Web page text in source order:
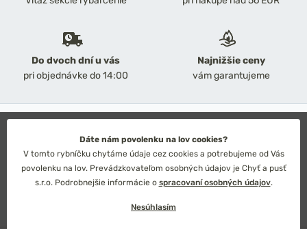
Do dvoch dní u vás
pri objednávke do 14:00
Najnižšie ceny
vám garantujeme
Obchodné podmienky
Ochrana osobných údajov
Technické riešenie: Simplia s.r.o.
Strategický dizajn: Petr Široký
Dáte nám povolenku na lov cookies?
V tomto rybníčku chytáme údaje cez cookies a potrebujeme od Vás
povolenku na lov. Prevádzkovateľom osobných údajov je Chyť a pusť
s.r.o. Podrobnejšie informácie o spracovaní osobných údajov.
Nesúhlasím